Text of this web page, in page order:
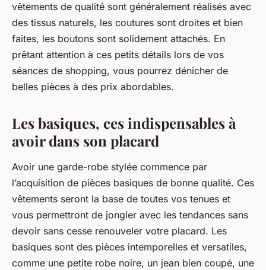
vêtements de qualité sont généralement réalisés avec
des tissus naturels, les coutures sont droites et bien
faites, les boutons sont solidement attachés. En
prêtant attention à ces petits détails lors de vos
séances de shopping, vous pourrez dénicher de
belles pièces à des prix abordables.
Les basiques, ces indispensables à
avoir dans son placard
Avoir une garde-robe stylée commence par
l’acquisition de pièces basiques de bonne qualité. Ces
vêtements seront la base de toutes vos tenues et
vous permettront de jongler avec les tendances sans
devoir sans cesse renouveler votre placard. Les
basiques sont des pièces intemporelles et versatiles,
comme une petite robe noire, un jean bien coupé, une